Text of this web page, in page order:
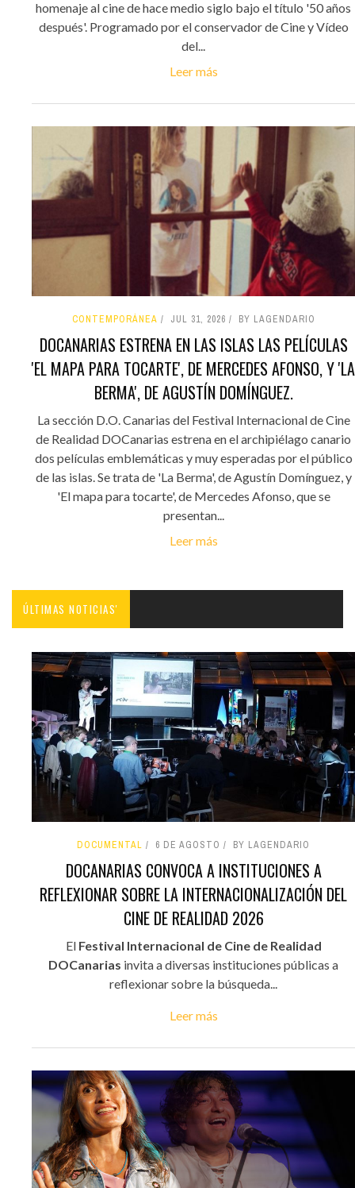
homenaje al cine de hace medio siglo bajo el título '50 años
después'. Programado por el conservador de Cine y Vídeo
del...
Leer más
CONTEMPORÁNEA JUL 31, 2026 BY LAGENDARIO
DOCANARIAS ESTRENA EN LAS ISLAS LAS PELÍCULAS
'EL MAPA PARA TOCARTE', DE MERCEDES AFONSO, Y 'LA
BERMA', DE AGUSTÍN DOMÍNGUEZ.
La sección D.O. Canarias del Festival Internacional de Cine
de Realidad DOCanarias estrena en el archipiélago canario
dos películas emblemáticas y muy esperadas por el público
de las islas. Se trata de 'La Berma', de Agustín Domínguez, y
'El mapa para tocarte', de Mercedes Afonso, que se
presentan...
Leer más
ÚLTIMAS NOTICIAS'
DOCUMENTAL 6 DE AGOSTO BY LAGENDARIO
DOCANARIAS CONVOCA A INSTITUCIONES A
REFLEXIONAR SOBRE LA INTERNACIONALIZACIÓN DEL
CINE DE REALIDAD 2026
El Festival Internacional de Cine de Realidad
DOCanarias invita a diversas instituciones públicas a
reflexionar sobre la búsqueda...
Leer más